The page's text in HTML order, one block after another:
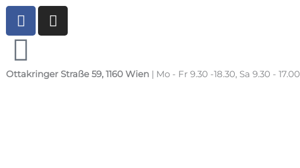
Zum
Inhalt
springen
F
a
c
e
b
I
n
a
Ottakringer Straße 59, 1160 Wien | Mo - Fr 9.30 -18.30, Sa 9.30 - 17.00